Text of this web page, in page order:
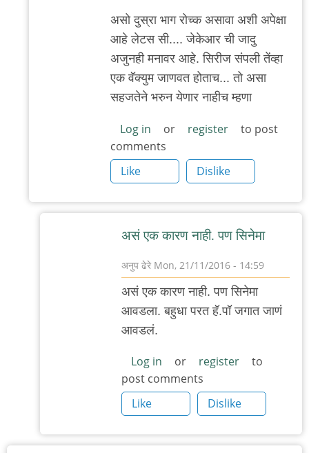
ढेरे
असो दुस्रा भाग रोच्क असावा अशी अपेक्षा
आहे लेटस सी.... जेकेआर ची जादु
अजुनही मनावर आहे. सिरीज संपली तेंव्हा
एक वॅक्युम जाणवत होताच... तो असा
सहजतेने भरुन येणार नाहीच म्हणा
Log in or register
to post
comments
Like
Dislike
असं एक कारण नाही. पण सिनेमा
अनुप ढेरे Mon, 21/11/2016 - 14:59
In
reply
काय
आवडले
?
by
रेड
असं एक कारण नाही. पण सिनेमा
आवडला. बहुधा परत हॅ.पॉ जगात जाणं
आवडलं.
Log in or register
to
post comments
Like
Dislike